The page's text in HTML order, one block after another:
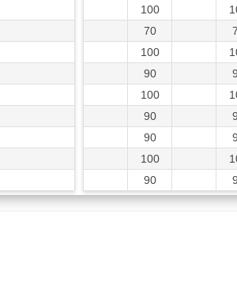
100
70
100
90
100
90
90
100
90